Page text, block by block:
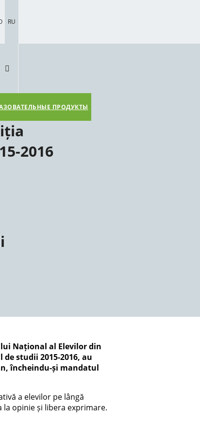
RU
ПРОДУКТЫ
2016
Național al Elevilor din
studii 2015-2016, au
încheindu-și mandatul
a elevilor pe lângă
opinie și libera exprimare.